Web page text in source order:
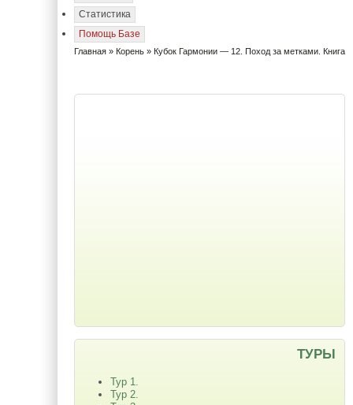
Статистика
Помощь Базе
Главная » Корень » Кубок Гармонии — 12. Поход за метками. Книга
ТУРЫ
Тур 1.
Тур 2.